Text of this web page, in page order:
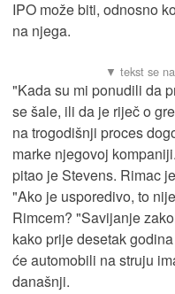
IPO može biti, odnosno
na njega.
"Kada su mi ponudili da
se šale, ili da je riječ o
na trogodišnji proces
marke njegovoj
pitao je Stevens. Rimac
"Ako je usporedivo, to
Rimcem? "Savijanje
kako prije desetak
će automobili na struju
današnji.